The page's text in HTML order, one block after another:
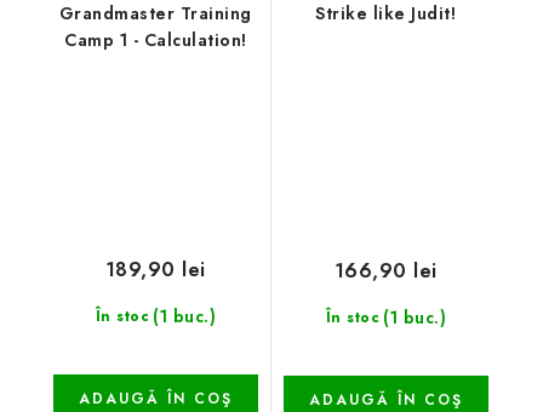
Grandmaster Training
Camp 1 - Calculation!
În stoc (1 buc.)
189,90 lei
ADAUGĂ ÎN COŞ
Strike like Judit!
În stoc (1 buc.)
166,90 lei
ADAUGĂ ÎN COŞ